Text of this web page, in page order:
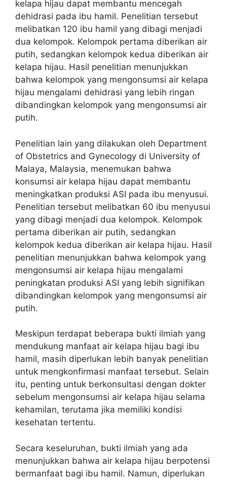
kelapa hijau dapat membantu mencegah
dehidrasi pada ibu hamil. Penelitian tersebut
melibatkan 120 ibu hamil yang dibagi menjadi
dua kelompok. Kelompok pertama diberikan air
putih, sedangkan kelompok kedua diberikan air
kelapa hijau. Hasil penelitian menunjukkan
bahwa kelompok yang mengonsumsi air kelapa
hijau mengalami dehidrasi yang lebih ringan
dibandingkan kelompok yang mengonsumsi air
putih.
Penelitian lain yang dilakukan oleh Department
of Obstetrics and Gynecology di University of
Malaya, Malaysia, menemukan bahwa
konsumsi air kelapa hijau dapat membantu
meningkatkan produksi ASI pada ibu menyusui.
Penelitian tersebut melibatkan 60 ibu menyusui
yang dibagi menjadi dua kelompok. Kelompok
pertama diberikan air putih, sedangkan
kelompok kedua diberikan air kelapa hijau. Hasil
penelitian menunjukkan bahwa kelompok yang
mengonsumsi air kelapa hijau mengalami
peningkatan produksi ASI yang lebih signifikan
dibandingkan kelompok yang mengonsumsi air
putih.
Meskipun terdapat beberapa bukti ilmiah yang
mendukung manfaat air kelapa hijau bagi ibu
hamil, masih diperlukan lebih banyak penelitian
untuk mengkonfirmasi manfaat tersebut. Selain
itu, penting untuk berkonsultasi dengan dokter
sebelum mengonsumsi air kelapa hijau selama
kehamilan, terutama jika memiliki kondisi
kesehatan tertentu.
Secara keseluruhan, bukti ilmiah yang ada
menunjukkan bahwa air kelapa hijau berpotensi
bermanfaat bagi ibu hamil. Namun, diperlukan